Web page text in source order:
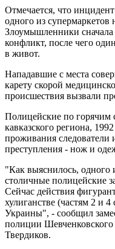
Отмечается, что
одного из супермаркетов
Злоумышленники
конфликт, после чего
в живот.
Нападавшие с места
карету скорой
происшествия вызвали
Полицейские по горячим
кавказского региона,
проживания следователи
преступления - нож и
"Как выяснилось, одного
столичные полицейские
Сейчас действия
хулиганстве (частям 2 и 4
Украины", - сообщил
полиции
Твердиков.